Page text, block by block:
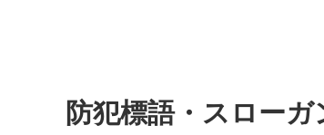
防犯標語・スロー